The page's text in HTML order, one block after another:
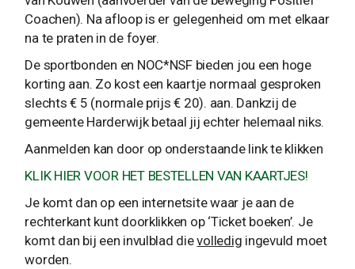
Coachen). Na afloop is er gelegenheid om met elkaar
na te praten in de foyer.
De sportbonden en NOC*NSF bieden jou een hoge
korting aan. Zo kost een kaartje normaal gesproken
slechts € 5 (normale prijs € 20). aan. Dankzij de
gemeente Harderwijk betaal jij echter helemaal niks.
Aanmelden kan door op onderstaande link te klikken
KLIK HIER VOOR HET BESTELLEN VAN KAARTJES!
Je komt dan op een internetsite waar je aan de
rechterkant kunt doorklikken op ‘Ticket boeken’. Je
komt dan bij een invulblad dievolledig ingevuld moet
worden.